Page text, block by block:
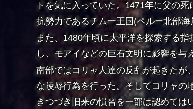
トを気に入っていた。1471年に父の
抗勢力であるチムー王国(ペルー北部
また、1480年頃に太平洋を探索する
し、モアイなどの巨石文明に影響を与
南部ではコリャ人達の反乱が起きたが、
な陵辱行為を行った。そしてコリャの
きつづき旧来の慣習を一部は認めては